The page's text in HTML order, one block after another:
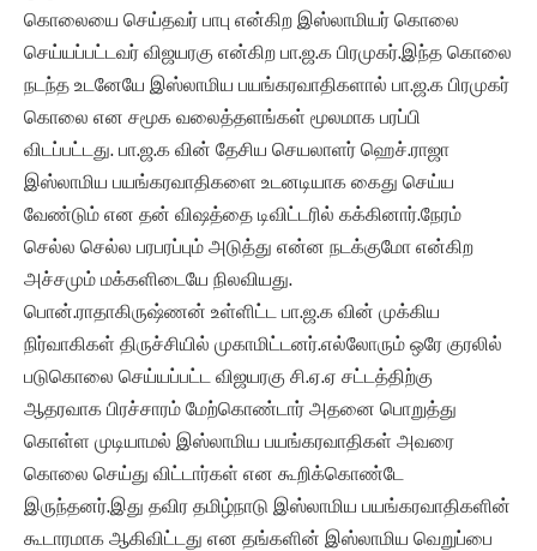
கொலையை செய்தவர் பாபு என்கிற இஸ்லாமியர் கொலை
செய்யப்பட்டவர் விஜயரகு என்கிற பா.ஜ.க பிரமுகர்.இந்த கொலை
நடந்த உடனேயே இஸ்லாமிய பயங்கரவாதிகளால் பா.ஜ.க பிரமுகர்
கொலை என சமூக வலைத்தளங்கள் மூலமாக பரப்பி
விடப்பட்டது. பா.ஜ.க வின் தேசிய செயலாளர் ஹெச்.ராஜா
இஸ்லாமிய பயங்கரவாதிகளை உடனடியாக கைது செய்ய
வேண்டும் என தன் விஷத்தை டிவிட்டரில் கக்கினார்.நேரம்
செல்ல செல்ல பரபரப்பும் அடுத்து என்ன நடக்குமோ என்கிற
அச்சமும் மக்களிடையே நிலவியது.
பொன்.ராதாகிருஷ்ணன் உள்ளிட்ட பா.ஜ.க வின் முக்கிய
நிர்வாகிகள் திருச்சியில் முகாமிட்டனர்.எல்லோரும் ஒரே குரலில்
படுகொலை செய்யப்பட்ட விஜயரகு சி.ஏ.ஏ சட்டத்திற்கு
ஆதரவாக பிரச்சாரம் மேற்கொண்டார் அதனை பொறுத்து
கொள்ள முடியாமல் இஸ்லாமிய பயங்கரவாதிகள் அவரை
கொலை செய்து விட்டார்கள் என கூறிக்கொண்டே
இருந்தனர்.இது தவிர தமிழ்நாடு இஸ்லாமிய பயங்கரவாதிகளின்
கூடாரமாக ஆகிவிட்டது என தங்களின் இஸ்லாமிய வெறுப்பை